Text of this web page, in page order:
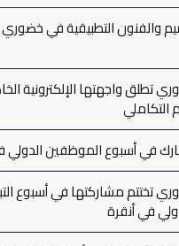
والفنون التطبيقية في
تطلق واجهتها الإلكترونية
التكاملي
في أسبوع الموظفين الدولي
تختتم مشاركتها في أسبوع
في أنقرة